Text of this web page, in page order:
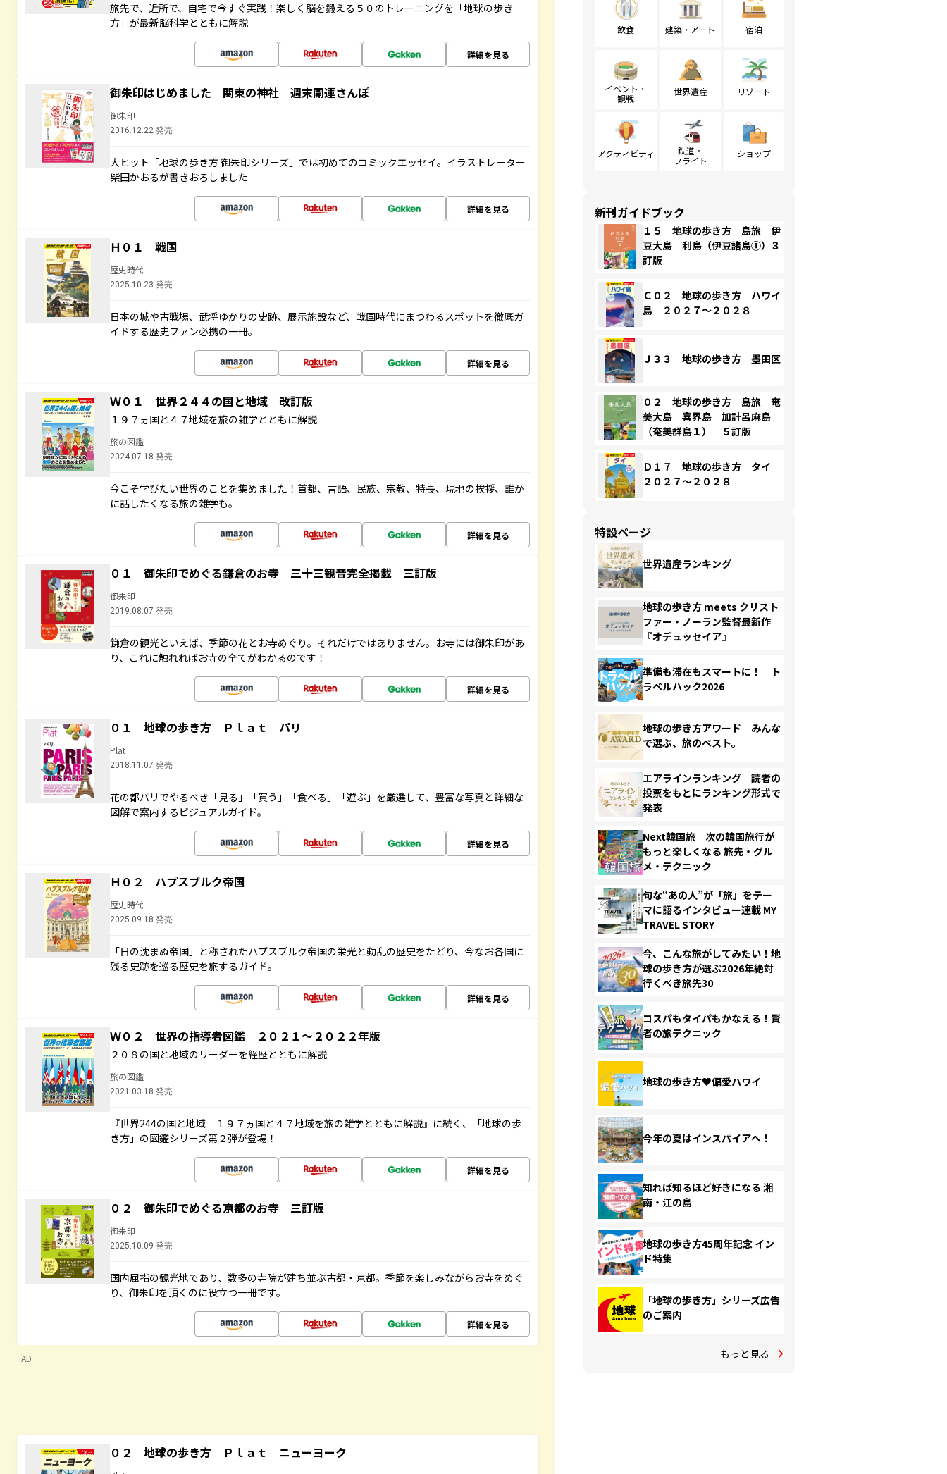
旅先で、近所で、自宅で今すぐ実践！楽しく脳を鍛える５０のトレーニングを「地球の歩き
方」が最新脳科学とともに解説
詳細を見る
御朱印はじめました 関東の神社 週末開運さんぽ
御朱印
2016.12.22 発売
大ヒット「地球の歩き方 御朱印シリーズ」では初めてのコミックエッセイ。イラストレーター
柴田かおるが書きおろしました
詳細を見る
Ｈ０１ 戦国
歴史時代
2025.10.23 発売
日本の城や古戦場、武将ゆかりの史跡、展示施設など、戦国時代にまつわるスポットを徹底ガ
イドする歴史ファン必携の一冊。
詳細を見る
Ｗ０１ 世界２４４の国と地域 改訂版
１９７ヵ国と４７地域を旅の雑学とともに解説
旅の図鑑
2024.07.18 発売
今こそ学びたい世界のことを集めました！首都、言語、民族、宗教、特長、現地の挨拶、誰か
に話したくなる旅の雑学も。
詳細を見る
０１ 御朱印でめぐる鎌倉のお寺 三十三観音完全掲載 三訂版
御朱印
2019.08.07 発売
鎌倉の観光といえば、季節の花とお寺めぐり。それだけではありません。お寺には御朱印があ
り、これに触れればお寺の全てがわかるのです！
詳細を見る
０１ 地球の歩き方 Ｐｌａｔ パリ
Plat
2018.11.07 発売
花の都パリでやるべき「見る」「買う」「食べる」「遊ぶ」を厳選して、豊富な写真と詳細な
図解で案内するビジュアルガイド。
詳細を見る
Ｈ０２ ハプスブルク帝国
歴史時代
2025.09.18 発売
「日の沈まぬ帝国」と称されたハプスブルク帝国の栄光と動乱の歴史をたどり、今なお各国に
残る史跡を巡る歴史を旅するガイド。
詳細を見る
Ｗ０２ 世界の指導者図鑑 ２０２１～２０２２年版
２０８の国と地域のリーダーを経歴とともに解説
旅の図鑑
2021.03.18 発売
『世界244の国と地域 １９７ヵ国と４７地域を旅の雑学とともに解説』に続く、「地球の歩
き方」の図鑑シリーズ第２弾が登場！
詳細を見る
０２ 御朱印でめぐる京都のお寺 三訂版
御朱印
2025.10.09 発売
国内屈指の観光地であり、数多の寺院が建ち並ぶ古都・京都。季節を楽しみながらお寺をめぐ
り、御朱印を頂くのに役立つ一冊です。
詳細を見る
AD
０２ 地球の歩き方 Ｐｌａｔ ニューヨーク
飲食 建築・アート 宿泊
イベント・
観戦
世界遺産 リゾート
アクティビティ
鉄道・
フライト
ショップ
新刊ガイドブック
１５ 地球の歩き方 島旅 伊
豆大島 利島（伊豆諸島①）３
訂版
Ｃ０２ 地球の歩き方 ハワイ
島 ２０２７～２０２８
Ｊ３３ 地球の歩き方 墨田区
０２ 地球の歩き方 島旅 奄
美大島 喜界島 加計呂麻島
（奄美群島１） ５訂版
Ｄ１７ 地球の歩き方 タイ
２０２７～２０２８
特設ページ
世界遺産ランキング
地球の歩き方 meets クリスト
ファー・ノーラン監督最新作
『オデュッセイア』
準備も滞在もスマートに！ ト
ラベルハック2026
地球の歩き方アワード みんな
で選ぶ、旅のベスト。
エアラインランキング 読者の
投票をもとにランキング形式で
発表
Next韓国旅 次の韓国旅行が
もっと楽しくなる 旅先・グル
メ・テクニック
旬な“あの人”が「旅」をテー
マに語るインタビュー連載 MY
TRAVEL STORY
今、こんな旅がしてみたい！地
球の歩き方が選ぶ2026年絶対
行くべき旅先30
コスパもタイパもかなえる！賢
者の旅テクニック
地球の歩き方♥偏愛ハワイ
今年の夏はインスパイアへ！
知れば知るほど好きになる 湘
南・江の島
地球の歩き方45周年記念 イン
ド特集
「地球の歩き方」シリーズ広告
のご案内
もっと見る